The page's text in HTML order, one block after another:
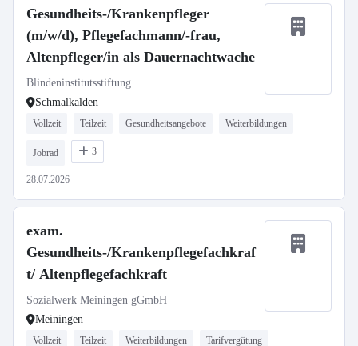
Gesundheits-/Krankenpfleger
(m/w/d), Pflegefachmann/-frau,
Altenpfleger/in als Dauernachtwache
Blindeninstitutsstiftung
Schmalkalden
Vollzeit Teilzeit Gesundheitsangebote Weiterbildungen
Jobrad 3
28.07.2026
exam.
Gesundheits-/Krankenpflegefachkraf
t/ Altenpflegefachkraft
Sozialwerk Meiningen gGmbH
Meiningen
Vollzeit Teilzeit Weiterbildungen Tarifvergütung